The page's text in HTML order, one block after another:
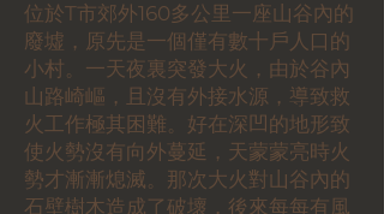
位於T市郊外160多公里一座山谷內的
廢墟，原先是一個僅有數十戶人口的
小村。一天夜裏突發大火，由於谷內
山路崎嶇，且沒有外接水源，導致救
火工作極其困難。好在深凹的地形致
使火勢沒有向外蔓延，天蒙蒙亮時火
勢才漸漸熄滅。那次大火對山谷內的
石壁樹木造成了破壞，後來每每有風